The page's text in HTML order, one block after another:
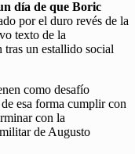
día de que Boric
por el duro revés de la
texto de la
un estallido social
como desafío
esa forma cumplir con
con la
de Augusto